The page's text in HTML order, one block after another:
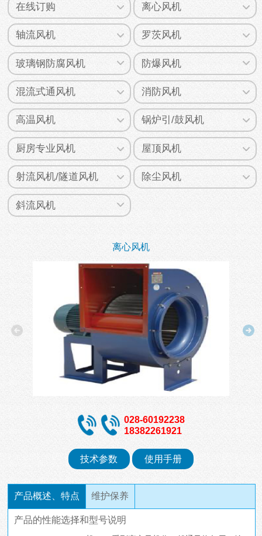
在线订购 离心风机
轴流风机 罗茨风机
玻璃钢防腐风机 防爆风机
混流式通风机 消防风机
高温风机 锅炉引/鼓风机
厨房专业风机 屋顶风机
射流风机/隧道风机 除尘风机
斜流风机
离心风机
028-60192238
18382261921
技术参数 使用手册
产品概述、特点 维护保养
产品的性能选择和型号说明